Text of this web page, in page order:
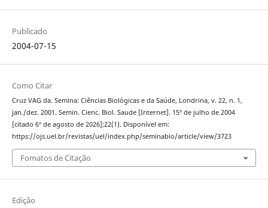
Publicado
2004-07-15
Como Citar
Cruz VAG da. Semina: Ciências Biológicas e da Saúde, Londrina, v. 22, n. 1,
jan./dez. 2001. Semin. Cienc. Biol. Saude [Internet]. 15º de julho de 2004
[citado 6º de agosto de 2026];22(1). Disponível em:
https://ojs.uel.br/revistas/uel/index.php/seminabio/article/view/3723
Fomatos de Citação
Edição